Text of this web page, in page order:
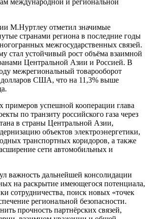
международной и региональной
М.Нуртлеу отметил значимые
странами региона в последние годы
межгосударственных связей.
стал устойчивый рост объёма взаимной
Центральной Азии и Россией. В
межрегиональный товарооборот
долларов США, что на 11,3% выше
примеров успешной кооперации глава
по транзиту российского газа через
в страны Центральной Азии,
объектов электроэнергетики,
транспортных коридоров, а также
сети автомобильных и
важность дальнейшей консолидации
на раскрытие имеющегося потенциала,
сотрудничества, поиск новых «точек
региональной безопасности.
прочность партнёрских связей,